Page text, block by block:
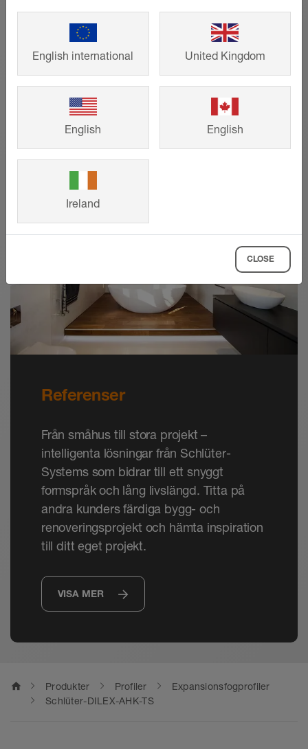
finish – och passar perfekt till din
inredningsstil.
VISA MER
Referenser
Från småhus till stora projekt –
intelligenta lösningar från Schlüter-
Systems som bidrar till ett snyggt
formspråk och lång livslängd. Titta på
andra kunders färdiga bygg- och
renoveringsprojekt och hämta inspiration
till ditt eget projekt.
VISA MER
home Produkter Profiler
Expansionsfogprofiler
Schlüter-DILEX-AHK-TS
English international United Kingdom
English English
Ireland
CLOSE